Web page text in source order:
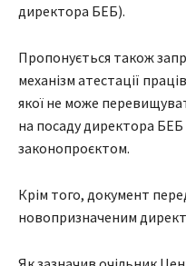
директора БЕБ).
Пропонується також
механізм атестації
якої не може
на посаду директора
законопроєктом.
Крім того, документ
новопризначеним